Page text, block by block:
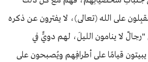
على الله (تعالى)، لا يفترون عن ذكره
لا ينامون الليلَ، لهم دويٌّ في
قيامًا على أطرافِهم ويُصبحون على